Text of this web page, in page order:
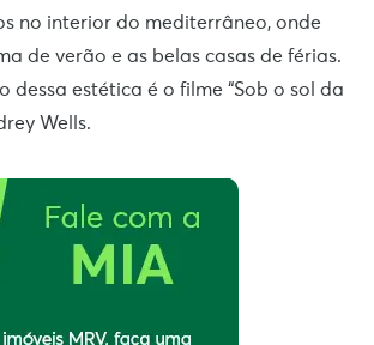
no interior do mediterrâneo, onde
de verão e as belas casas de férias.
dessa estética é o filme “Sob o sol da
Wells.